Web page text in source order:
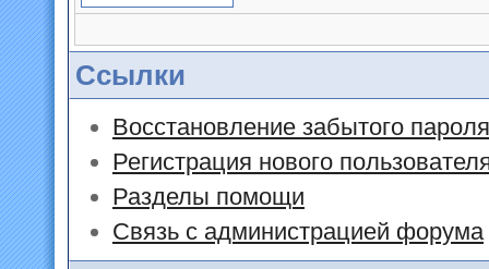
Ссылки
Восстановление забытого пароля
Регистрация нового
Разделы помощи
Связь с администрацией форума